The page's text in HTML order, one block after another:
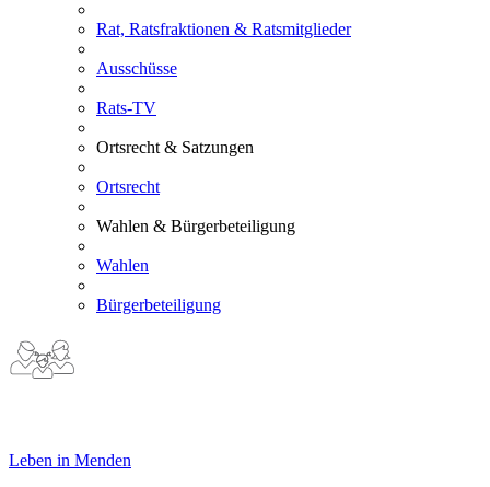
Rat, Ratsfraktionen & Ratsmitglieder
Ausschüsse
Rats-TV
Ortsrecht & Satzungen
Ortsrecht
Wahlen & Bürgerbeteiligung
Wahlen
Bürgerbeteiligung
Leben in Menden